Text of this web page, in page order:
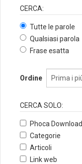
CERCA:
Tutte le parole
Qualsiasi parola
Frase esatta
Ordine
CERCA SOLO:
Phoca Download
Categorie
Articoli
Link web